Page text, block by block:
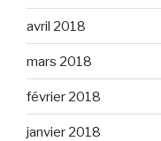
avril 2018
mars 2018
février 2018
janvier 2018